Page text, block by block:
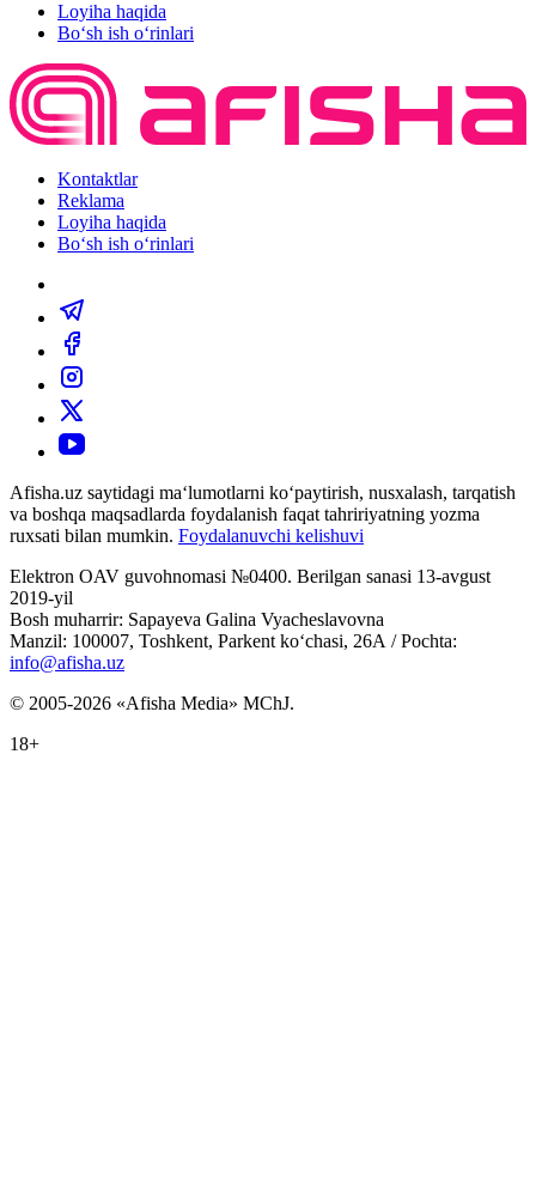
Loyiha haqida
Bo‘sh ish o‘rinlari
Kontaktlar
Reklama
Loyiha haqida
Bo‘sh ish o‘rinlari
Afisha.uz saytidagi ma‘lumotlarni ko‘paytirish, nusxalash, tarqatish
va boshqa maqsadlarda foydalanish faqat tahririyatning yozma
ruxsati bilan mumkin. Foydalanuvchi kelishuvi
Elektron OAV guvohnomasi №0400. Berilgan sanasi 13-avgust
2019-yil
Bosh muharrir: Sapayeva Galina Vyacheslavovna
Manzil: 100007, Toshkent, Parkent ko‘chasi, 26А / Pochta:
info@afisha.uz
© 2005-2026 «Afisha Media» MChJ.
18+